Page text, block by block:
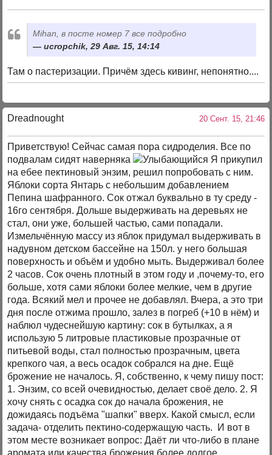
Mihan, в посте номер 7 все подробно
uсropchik, 29 Авг. 15, 14:14
Там о пастеризации. Причём здесь кивинг, непонятно....
Dreadnought 20 Сент. 15, 21:46
Приветствую! Сейчас самая пора сидроделия. Все по
подвалам сидят наверняка
Я прикупил
на ебее пектиновый энзим, решил попробовать с ним.
Яблоки сорта Янтарь с небольшим добавлением
Пепина шафранного. Сок отжал буквально в ту среду -
16го сентября. Дольше выдерживать на деревьях не
стал, они уже, большей частью, сами попадали.
Измельчённую массу из яблок придумал выдерживать в
надувном детском бассейне на 150л. у него большая
поверхность и объём и удобно мыть. Выдерживал более
2 часов. Сок очень плотный в этом году и ,почему-то, его
больше, хотя сами яблоки более мелкие, чем в другие
года. Всякий мел и прочее не добавлял. Вчера, а это три
дня после отжима прошло, залез в погреб (+10 в нём) и
наблюл чудеснейшую картину: сок в бутылках, а я
использую 5 литровые пластиковые прозрачные от
питьевой воды, стал полностью прозрачным, цвета
крепкого чая, а весь осадок собрался на дне. Ещё
брожение не началось. Я, собственно, к чему пишу пост:
1. Энзим, со всей очевидностью, делает своё дело. 2. Я
хочу снять с осадка сок до начала брожения, не
дожидаясь подъёма "шапки" вверх. Какой смысл, если
задача- отделить пектино-содержащую часть. И вот в
этом месте возникает вопрос: Даёт ли что-либо в плане